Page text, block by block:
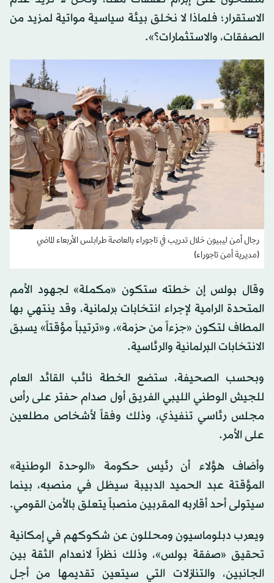
الاستقرار؛ فلماذا لا نخلق بيئة سياسية مواتية لمزيد من
الصفقات، والاستثمارات؟».
رجال أمن ليبيون خلال تدريب في تاجوراء بالعاصمة طرابلس الأربعاء الماضي
(مديرية أمن تاجوراء)
وقال بولس إن خطته ستكون «مكملة» لجهود الأمم
المتحدة الرامية لإجراء انتخابات برلمانية، وقد ينتهي بها
المطاف لتكون «جزءاً من حزمة»، و«ترتيباً مؤقتاً» يسبق
الانتخابات البرلمانية والرئاسية.
وبحسب الصحيفة، ستضع الخطة نائب القائد العام
للجيش الوطني الليبي الفريق أول صدام حفتر على رأس
مجلس رئاسي تنفيذي، وذلك وفقاً لأشخاص مطلعين
على الأمر.
وأضاف هؤلاء أن رئيس حكومة «الوحدة الوطنية»
المؤقتة عبد الحميد الدبيبة سيظل في منصبه، بينما
سيتولى أحد أقاربه المقربين منصباً يتعلق بالأمن القومي.
ويعرب دبلوماسيون ومحللون عن شكوكهم في إمكانية
تحقيق «صفقة بولس»، وذلك نظراً لانعدام الثقة بين
الجانبين، والتنازلات التي سيتعين تقديمها من أجل